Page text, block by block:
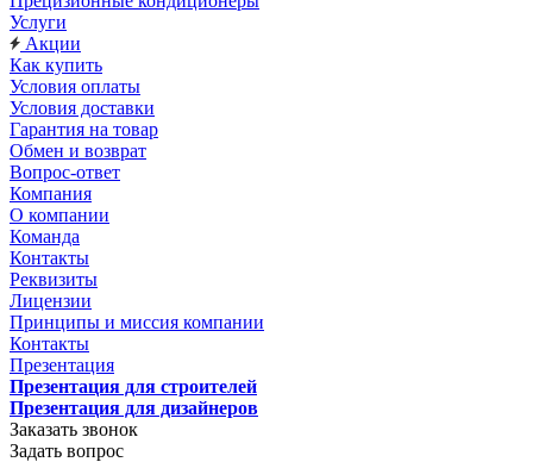
Услуги
Акции
Как купить
Условия оплаты
Условия доставки
Гарантия на товар
Обмен и возврат
Вопрос-ответ
Компания
О компании
Команда
Контакты
Реквизиты
Лицензии
Принципы и миссия компании
Контакты
Презентация
Презентация для строителей
Презентация для дизайнеров
Заказать звонок
Задать вопрос